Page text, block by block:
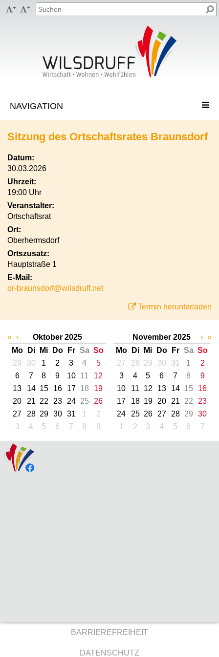
 
Sitzung des Ortschaftsrates Braunsdorf
Datum:
30.03.2026
Uhrzeit:
19:00 Uhr
Veranstalter:
Ortschaftsrat
Ort:
Oberhermsdorf
Ortszusatz:
Hauptstraße 1
E-Mail:
or-braunsdorf@wilsdruff.net
Termin herunterladen
« ‹
Oktober 2025
Mo
Di Mi Do Fr Sa So
29
30 1 2 3 4
5
6
7 8 9 10 11
12
13
14 15 16 17 18
19
20
21 22 23 24 25
26
27
28 29 30 31 1
2
3
4 5 6 7 8 9
November 2025
Mo
Di Mi Do Fr Sa So
27
28 29 30 31 1
2
3
4 5 6 7 8
9
10
11 12 13 14 15
16
17
18 19 20 21 22
23
24
25 26 27 28 29
30
1
2 3 4 5 6 7
› »
BARRIEREFREIHEIT
DATENSCHUTZ